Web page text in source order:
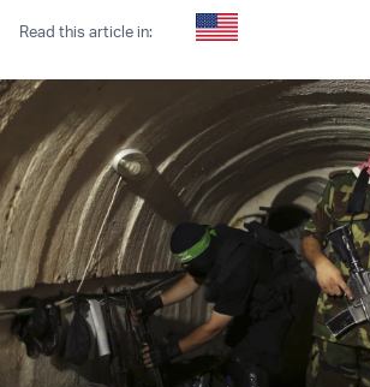
Read this article in: